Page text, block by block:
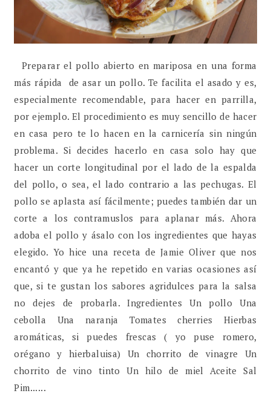
Preparar el pollo abierto en mariposa en una forma
más rápida de asar un pollo. Te facilita el asado y es,
especialmente recomendable, para hacer en parrilla,
por ejemplo. El procedimiento es muy sencillo de hacer
en casa pero te lo hacen en la carnicería sin ningún
problema. Si decides hacerlo en casa solo hay que
hacer un corte longitudinal por el lado de la espalda
del pollo, o sea, el lado contrario a las pechugas. El
pollo se aplasta así fácilmente; puedes también dar un
corte a los contramuslos para aplanar más. Ahora
adoba el pollo y ásalo con los ingredientes que hayas
elegido. Yo hice una receta de Jamie Oliver que nos
encantó y que ya he repetido en varias ocasiones así
que, si te gustan los sabores agridulces para la salsa
no dejes de probarla. Ingredientes Un pollo Una
cebolla Una naranja Tomates cherries Hierbas
aromáticas, si puedes frescas ( yo puse romero,
orégano y hierbaluisa) Un chorrito de vinagre Un
chorrito de vino tinto Un hilo de miel Aceite Sal
Pim......